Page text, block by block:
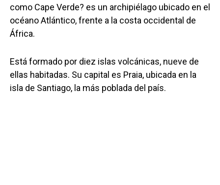
como Cape Verde? es un archipiélago ubicado en el
océano Atlántico, frente a la costa occidental de
África.
Está formado por diez islas volcánicas, nueve de
ellas habitadas. Su capital es Praia, ubicada en la
isla de Santiago, la más poblada del país.